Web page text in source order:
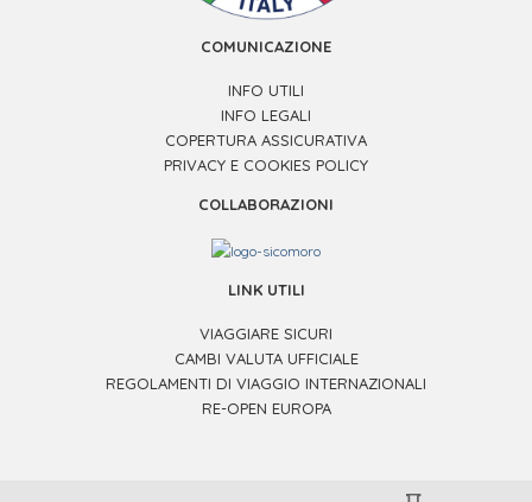
COMUNICAZIONE
INFO UTILI
INFO LEGALI
COPERTURA ASSICURATIVA
PRIVACY E COOKIES POLICY
COLLABORAZIONI
LINK UTILI
VIAGGIARE SICURI
CAMBI VALUTA UFFICIALE
REGOLAMENTI DI VIAGGIO INTERNAZIONALI
RE-OPEN EUROPA